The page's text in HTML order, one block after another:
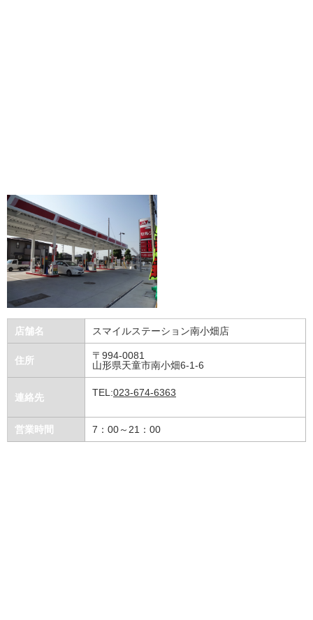
店舗名 スマイルステーション南小畑店
住所
〒994-0081
山形県天童市南小畑6-1-6
連絡先 TEL:023-674-6363
営業時間 7：00～21：00